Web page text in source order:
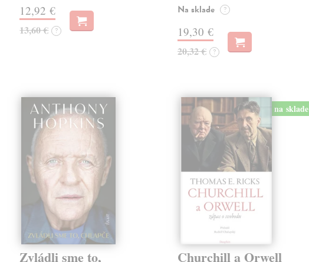
12,92 €
13,60 € ?
Na sklade ?
19,30 €
20,32 € ?
Zvládli sme to,
na sklade
Churchill a Orwell